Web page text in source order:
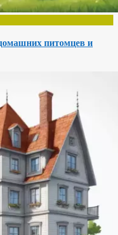
питомцев и